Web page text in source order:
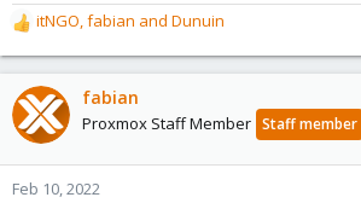
R
e
a
c
t
o
n
itNGO,fabian and Dunuin
fabian
Proxmox Staff Member Staff member
Feb 10, 2022